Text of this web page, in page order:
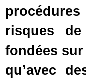
risques
fondées
qu’avec